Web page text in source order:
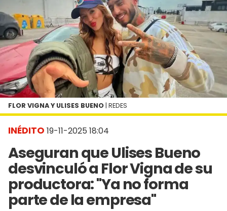
INÉDITO 19-11-2025 18:04
Aseguran que Ulises Bueno
desvinculó a Flor Vigna de su
productora: "Ya no forma
parte de la empresa"
FLOR VIGNA Y ULISES BUENO | REDES